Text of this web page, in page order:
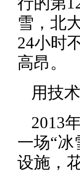
雪，北
24小时
高昂。
用技
2013
一场“
设施，